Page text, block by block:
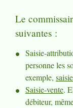
Le
suivantes :
Saisie-
personne les
exemple,
Saisie-vente.
débiteur,